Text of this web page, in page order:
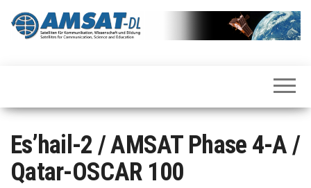
Inhalt
springen
Education
Es’hail-2 / AMSAT Phase 4-A /
Qatar-OSCAR 100